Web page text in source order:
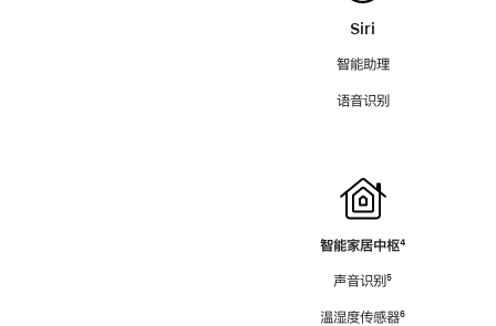
Siri
智能助理
语音识别
智能家居中枢脚
⁴
声音识别脚
⁵
温湿度传感器脚
⁶